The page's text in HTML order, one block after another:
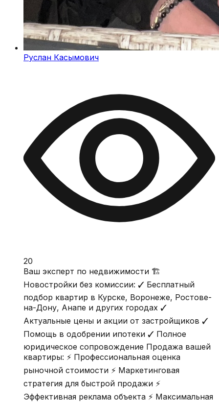
Руслан Касымович
20
Ваш эксперт по недвижимости 🏗
Новостройки без комиссии: ✓ Бесплатный
подбор квартир в Курске, Воронеже, Ростове-
на-Дону, Анапе и других городах ✓
Актуальные цены и акции от застройщиков ✓
Помощь в одобрении ипотеки ✓ Полное
юридическое сопровождение Продажа вашей
квартиры: ⚡ Профессиональная оценка
рыночной стоимости ⚡ Маркетинговая
стратегия для быстрой продажи ⚡
Эффективная реклама объекта ⚡ Максимальная